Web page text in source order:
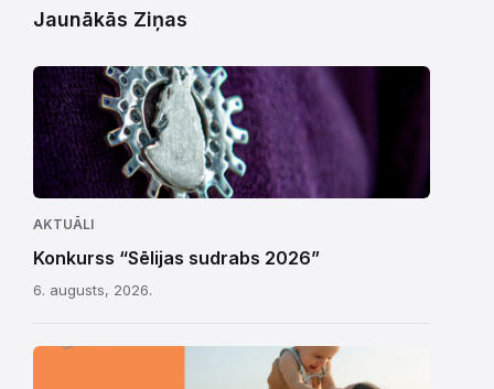
Jaunākās Ziņas
AKTUĀLI
Konkurss “Sēlijas sudrabs 2026”
6. augusts, 2026.